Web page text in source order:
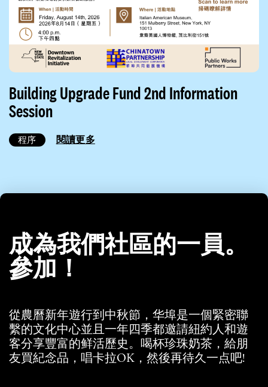
Building Upgrade Fund 2nd Information
Session
程序 閱讀更多
成為我們社區的一員。
參加！
從農曆新年遊行到中秋節，华埠是一個緊密聯
繫的文化中心並且一年四季都邀請紐約人和遊
客分享豐富的鲜活歷史。喝杯珍珠奶茶，給朋
友買紀念品，唱卡拉OK，然後再待久一点吧!